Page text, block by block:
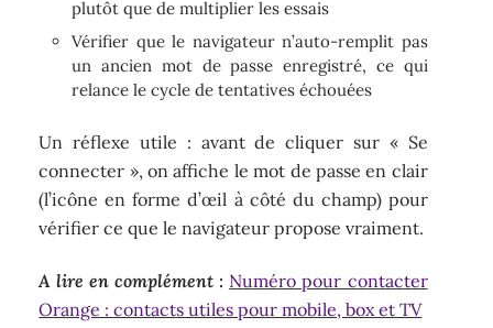
plutôt que de multiplier les essais
Vérifier que le navigateur n’auto-remplit pas
un ancien mot de passe enregistré, ce qui
relance le cycle de tentatives échouées
Un réflexe utile : avant de cliquer sur « Se
connecter », on affiche le mot de passe en clair
(l’icône en forme d’œil à côté du champ) pour
vérifier ce que le navigateur propose vraiment.
A lire en complément : Numéro pour contacter
Orange : contacts utiles pour mobile, box et TV